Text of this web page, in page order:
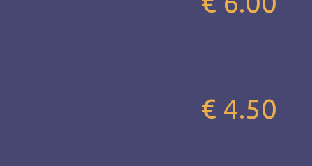
€ 4.50